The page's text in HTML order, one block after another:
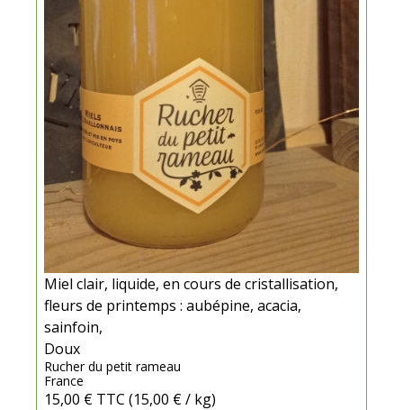
Miel clair, liquide, en cours de cristallisation,
fleurs de printemps : aubépine, acacia,
sainfoin,
Doux
Rucher du petit rameau
France
15,00 € TTC (15,00 € / kg)